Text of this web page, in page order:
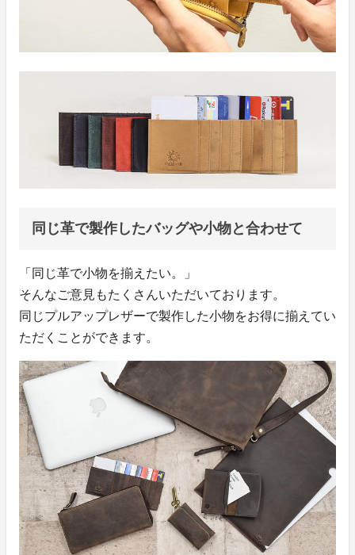
同じ革で製作したバッグや小物と合わせて
「同じ革で小物を揃えたい。」
そんなご意見もたくさんいただいております。
同じプルアップレザーで製作した小物をお得に揃えてい
ただくことができます。